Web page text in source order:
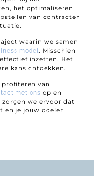
het optimaliseren
van contracten
waarin we samen
model. Misschien
inzetten. Het
kans ontdekken.
van
met ons op en
we ervoor dat
en je jouw doelen